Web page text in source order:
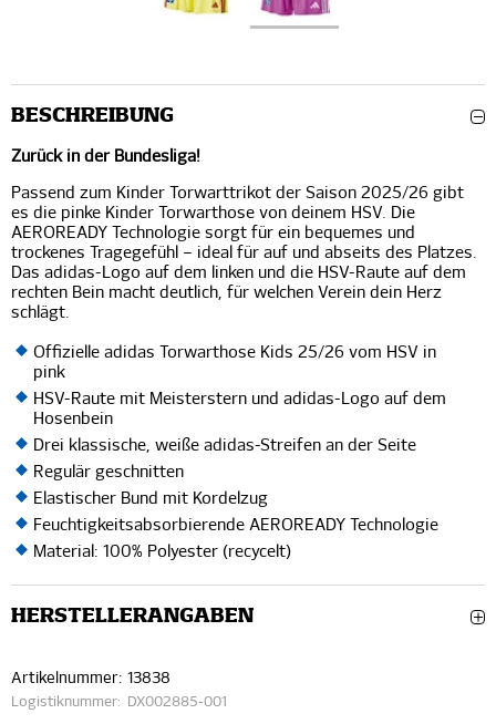
BESCHREIBUNG
Zurück in der Bundesliga!
Passend zum Kinder Torwarttrikot der Saison 2025/26 gibt
es die pinke Kinder Torwarthose von deinem HSV. Die
AEROREADY Technologie sorgt für ein bequemes und
trockenes Tragegefühl – ideal für auf und abseits des Platzes.
Das adidas-Logo auf dem linken und die HSV-Raute auf dem
rechten Bein macht deutlich, für welchen Verein dein Herz
schlägt.
Offizielle adidas Torwarthose Kids 25/26 vom HSV in
pink
HSV-Raute mit Meisterstern und adidas-Logo auf dem
Hosenbein
Drei klassische, weiße adidas-Streifen an der Seite
Regulär geschnitten
Elastischer Bund mit Kordelzug
Feuchtigkeitsabsorbierende AEROREADY Technologie
Material: 100% Polyester (recycelt)
HERSTELLERANGABEN
Artikelnummer: 13838
Logistiknummer: DX002885-001